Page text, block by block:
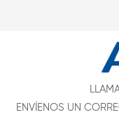
ENVÍENOS UN